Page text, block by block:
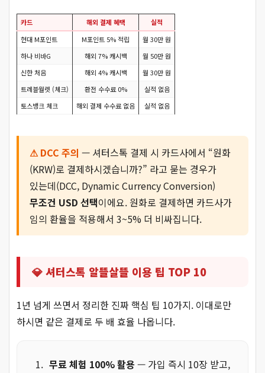
카드 해외 결제 혜택
실적
현대 M포인트
M포인트 5% 적립
월 30만 원
하나 비바G
해외 7% 캐시백
월 50만 원
신한 처음
해외 4% 캐시백
월 30만 원
트레블월렛 (체크)
환전 수수료 0%
실적 없음
토스뱅크 체크
해외 결제 수수료 없음 실적 없음
⚠ DCC 주의 — 셔터스톡 결제 시 카드사에서 “원화
(KRW)로 결제하시겠습니까?” 라고 묻는 경우가
있는데(DCC, Dynamic Currency Conversion)
무조건 USD 선택이에요. 원화로 결제하면 카드사가
임의 환율을 적용해서 3~5% 더 비싸집니다.
💎 셔터스톡 알뜰살뜰 이용 팁 TOP 10
1년 넘게 쓰면서 정리한 진짜 핵심 팁 10가지. 이대로만
하시면 같은 결제로 두 배 효율 나옵니다.
무료 체험 100% 활용 — 가입 즉시 10장 받고,